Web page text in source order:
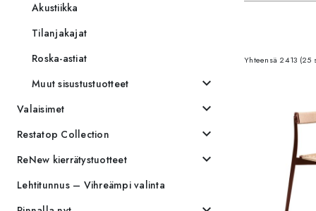
Akustiikka
Tilanjakajat
Roska-astiat
Muut sisustustuotteet
expand_more
Valaisimet expand_more
Restatop Collection expand_more
ReNew kierrätystuotteet expand_more
Lehtitunnus – Vihreämpi valinta
Yhteensä 2413 (25